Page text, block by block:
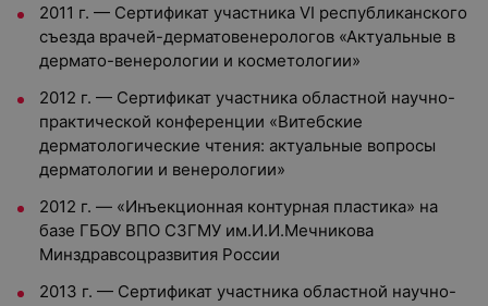
2011 г. — Сертификат участника VI республиканского
съезда врачей-дерматовенерологов «Актуальные в
дермато-венерологии и косметологии»
2012 г. — Сертификат участника областной научно-
практической конференции «Витебские
дерматологические чтения: актуальные вопросы
дерматологии и венерологии»
2012 г. — «Инъекционная контурная пластика» на
базе ГБОУ ВПО СЗГМУ им.И.И.Мечникова
Минздравсоцразвития России
2013 г. — Сертификат участника областной научно-